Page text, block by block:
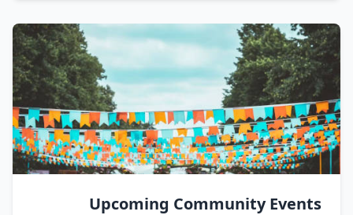
Upcoming Community Events